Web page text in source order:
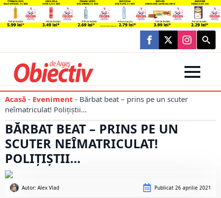
Search
for:
Acasă - Eveniment - Bărbat beat – prins pe un scuter
neîmatriculat! Polițiștii…
BĂRBAT BEAT – PRINS PE UN
SCUTER NEÎMATRICULAT!
POLIȚIȘTII…
Autor: Alex Vlad Publicat 26 aprilie 2021